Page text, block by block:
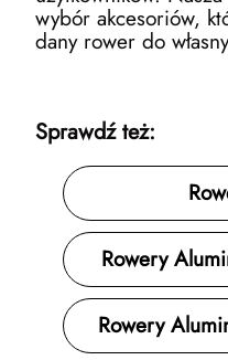
wybór akcesoriów,
dany rower do
Sprawdź też:
Rowery
Rowery